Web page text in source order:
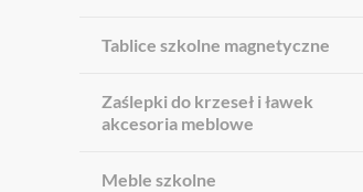
Tablice szkolne magnetyczne
Zaślepki do krzeseł i ławek
akcesoria meblowe
Meble szkolne